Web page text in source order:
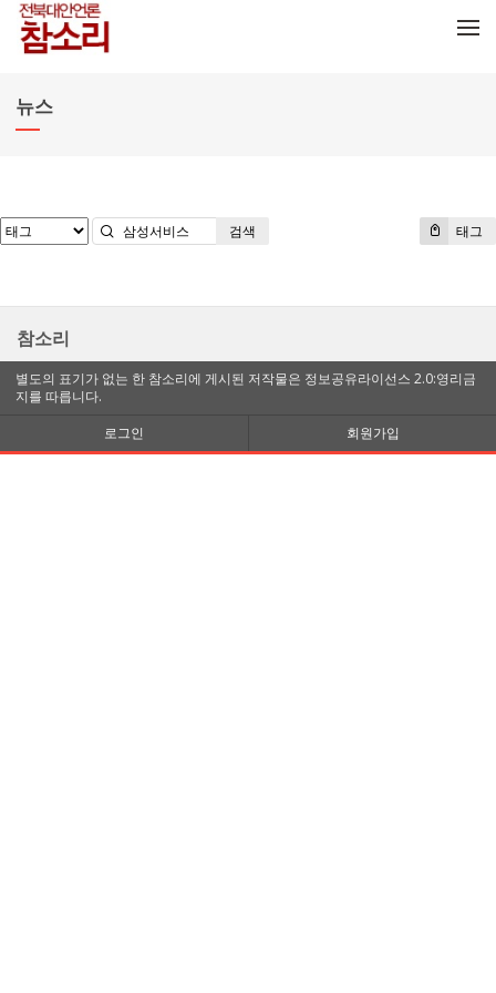
뉴스
태그
검색
참소리
별도의 표기가 없는 한 참소리에 게시된 저작물은 정보공유라이선스 2.0:영리금
지를 따릅니다.
로그인
회원가입